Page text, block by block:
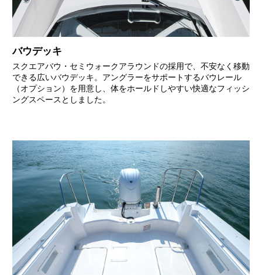
バウデッキ
スクエアバウ・セミウォークアラウンドの採用で、不安なく移動
できる広いバウデッキ。アングラーをサポートするバウレール
（オプション）を用意し、体をホールドしやすい快適なフィッシ
ングスペースとしました。